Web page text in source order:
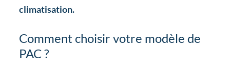
climatisation.
Comment choisir votre modèle de
PAC ?